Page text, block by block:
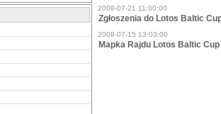
2008-07-21 11:00:00
Zgłoszenia do Lotos Baltic
2008-07-15 13:03:00
Mapka Rajdu Lotos Baltic